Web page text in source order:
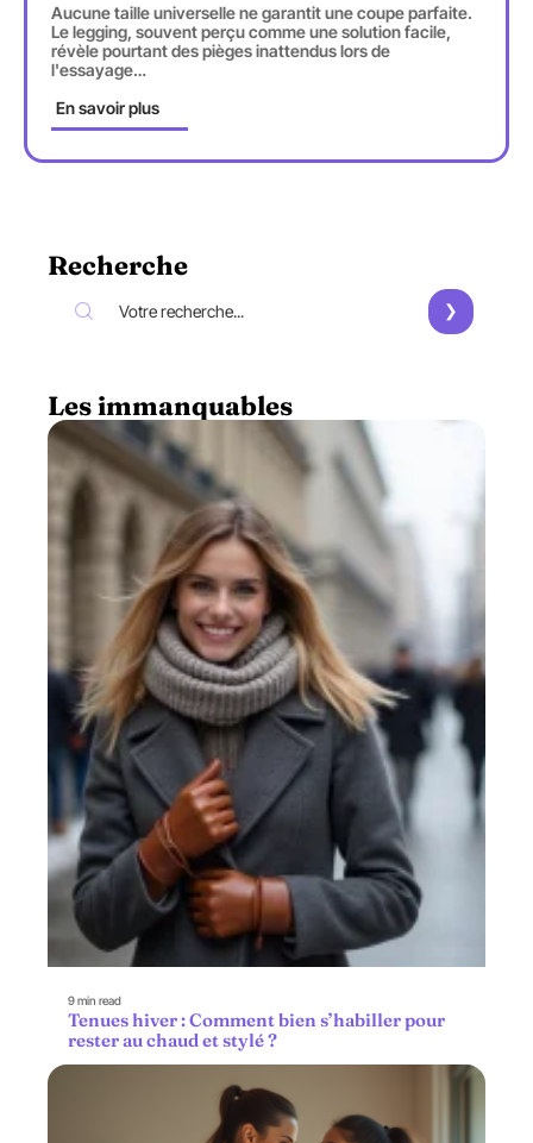
Aucune taille universelle ne garantit une coupe parfaite.
Le legging, souvent perçu comme une solution facile,
révèle pourtant des pièges inattendus lors de
l'essayage…
En savoir plus
Recherche
Les immanquables
9 min read
Tenues hiver : Comment bien s’habiller pour
rester au chaud et stylé ?